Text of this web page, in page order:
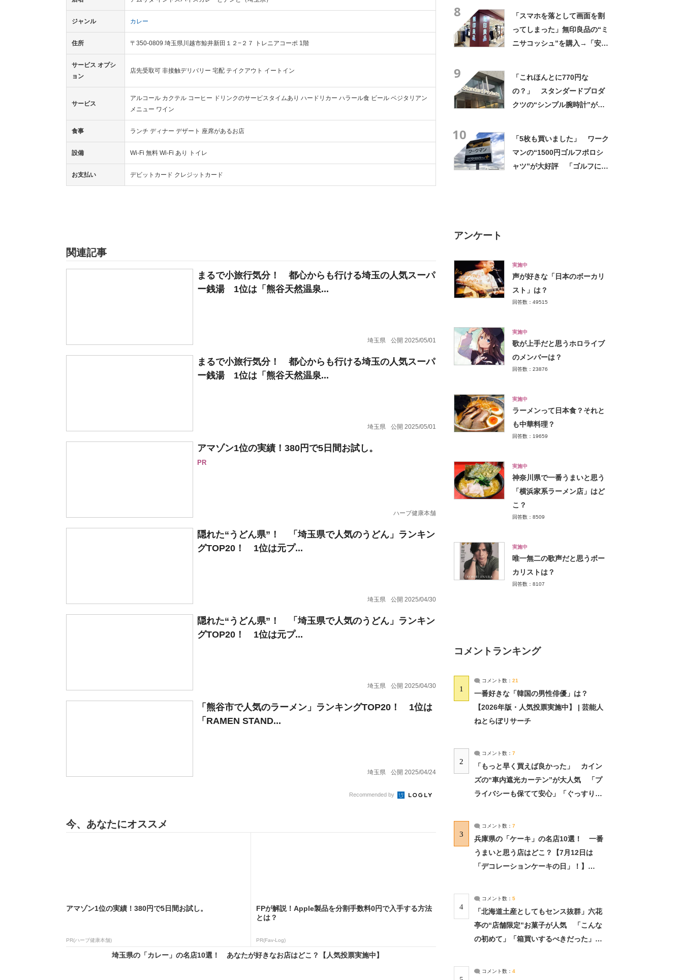
ジャンル カレー
住所 〒350-0809 埼玉県川越市鯨井新田１２−２７ トレニアコーポ 1階
サービス オプシ
ョン
店先受取可 非接触デリバリー 宅配 テイクアウト イートイン
サービス
アルコール カクテル コーヒー ドリンクのサービスタイムあり ハードリカー ハラール食 ビール ベジタリアン
メニュー ワイン
食事 ランチ ディナー デザート 座席があるお店
設備 Wi-Fi 無料 Wi-Fi あり トイレ
お支払い デビットカード クレジットカード
関連記事
まるで小旅行気分！ 都心からも行ける埼玉の人気スーパ
ー銭湯 1位は「熊谷天然温泉...
埼玉県 公開 2025/05/01
まるで小旅行気分！ 都心からも行ける埼玉の人気スーパ
ー銭湯 1位は「熊谷天然温泉...
埼玉県 公開 2025/05/01
アマゾン1位の実績！380円で5日間お試し。
PR
ハーブ健康本舗
隠れた“うどん県”！ 「埼玉県で人気のうどん」ランキン
グTOP20！ 1位は元プ...
埼玉県 公開 2025/04/30
隠れた“うどん県”！ 「埼玉県で人気のうどん」ランキン
グTOP20！ 1位は元プ...
埼玉県 公開 2025/04/30
「熊谷市で人気のラーメン」ランキングTOP20！ 1位は
「RAMEN STAND...
埼玉県 公開 2025/04/24
Recommended by
今、あなたにオススメ
アマゾン1位の実績！380円で5日間お試し。
PR(ハーブ健康本舗)
FPが解説！Apple製品を分割手数料0円で入手する方法
とは？
PR(Fav-Log)
埼玉県の「カレー」の名店10選！ あなたが好きなお店はどこ？【人気投票実施中】
8
「スマホを落として画面を割
ってしまった」無印良品の“ミ
ニサコッシュ”を購入→「安心
9
「これほんとに770円な
の？」 スタンダードプロダ
クツの“シンプル腕時計”が大
10
「5枚も買いました」 ワーク
マンの“1500円ゴルフポロシ
ャツ”が大好評 「ゴルフにも
アンケート
実施中
声が好きな「日本のボーカリ
スト」は？
回答数：49515
実施中
歌が上手だと思うホロライブ
のメンバーは？
回答数：23876
実施中
ラーメンって日本食？それと
も中華料理？
回答数：19659
実施中
神奈川県で一番うまいと思う
「横浜家系ラーメン店」はど
こ？
回答数：8509
実施中
唯一無二の歌声だと思うボー
カリストは？
回答数：8107
コメントランキング
1
コメント数： 21
一番好きな「韓国の男性俳優」は？
【2026年版・人気投票実施中】 | 芸能人
ねとらぼリサーチ
2
コメント数： 7
「もっと早く買えば良かった」 カイン
ズの“車内遮光カーテン”が大人気 「プ
ライバシーも保てて安心」「ぐっすり眠
3
コメント数： 7
兵庫県の「ケーキ」の名店10選！ 一番
うまいと思う店はどこ？【7月12日は
「デコレーションケーキの日」！】
4
コメント数： 5
「北海道土産としてもセンス抜群」六花
亭の“店舗限定”お菓子が人気 「こんな
の初めて」「箱買いするべきだった」
コメント数： 4